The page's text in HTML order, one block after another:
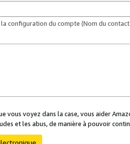
configuration du compte (Nom du
vous voyez dans la case, vous aider
et les abus, de manière à pouvoir